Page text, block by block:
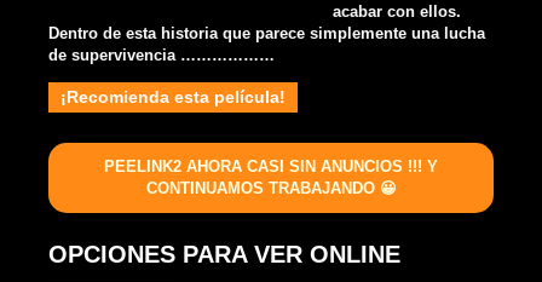
acabar con ellos.
Dentro de esta historia que parece simplemente una lucha
de supervivencia ………………
¡Recomienda esta película!
PEELINK2 AHORA CASI SIN ANUNCIOS !!! Y
CONTINUAMOS TRABAJANDO 😀
OPCIONES PARA VER ONLINE